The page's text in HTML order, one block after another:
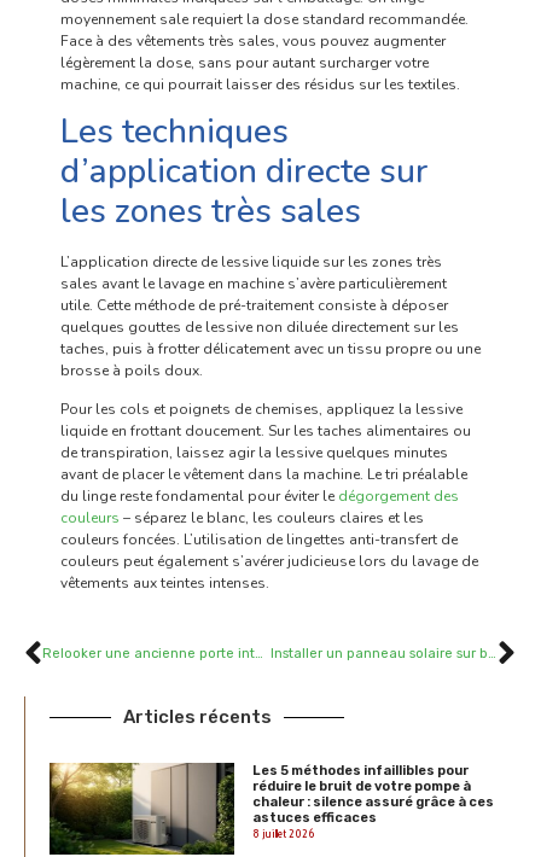
moyennement sale requiert la dose standard recommandée.
Face à des vêtements très sales, vous pouvez augmenter
légèrement la dose, sans pour autant surcharger votre
machine, ce qui pourrait laisser des résidus sur les textiles.
Les techniques
d’application directe sur
les zones très sales
L’application directe de lessive liquide sur les zones très
sales avant le lavage en machine s’avère particulièrement
utile. Cette méthode de pré-traitement consiste à déposer
quelques gouttes de lessive non diluée directement sur les
taches, puis à frotter délicatement avec un tissu propre ou une
brosse à poils doux.
Pour les cols et poignets de chemises, appliquez la lessive
liquide en frottant doucement. Sur les taches alimentaires ou
de transpiration, laissez agir la lessive quelques minutes
avant de placer le vêtement dans la machine. Le tri préalable
du linge reste fondamental pour éviter le dégorgement des
couleurs – séparez le blanc, les couleurs claires et les
couleurs foncées. L’utilisation de lingettes anti-transfert de
couleurs peut également s’avérer judicieuse lors du lavage de
vêtements aux teintes intenses.
Relooker une ancienne porte intérieure : quelle protection choisir entre vernis et cire ? Installer un panneau solaire sur batterie pour l’autoconsommation énergétique
Articles récents
Les 5 méthodes infaillibles pour
réduire le bruit de votre pompe à
chaleur : silence assuré grâce à ces
astuces efficaces
8 juillet 2026